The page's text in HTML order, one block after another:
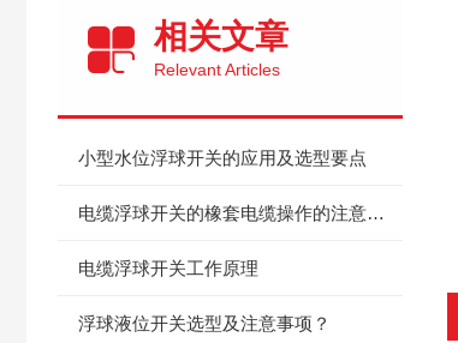
相关文章
Relevant Articles
小型水位浮球开关的应用及选型要点
电缆浮球开关的橡套电缆操作的注意事项及操作方法
电缆浮球开关工作原理
浮球液位开关选型及注意事项？